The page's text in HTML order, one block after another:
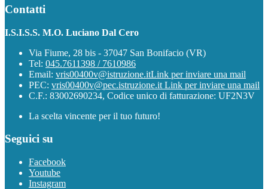
Contatti
I.S.I.S.S. M.O. Luciano Dal Cero
Via Fiume, 28 bis - 37047 San Bonifacio (VR)
Tel: 045.7611398 / 7610986
Email: vris00400v@istruzione.itLink per inviare una mail
PEC: vris00400v@pec.istruzione.it Link per inviare una mail
C.F.: 83002690234, Codice unico di fatturazione: UF2N3V
La scelta vincente per il tuo futuro!
Seguici su
Facebook
Youtube
Instagram